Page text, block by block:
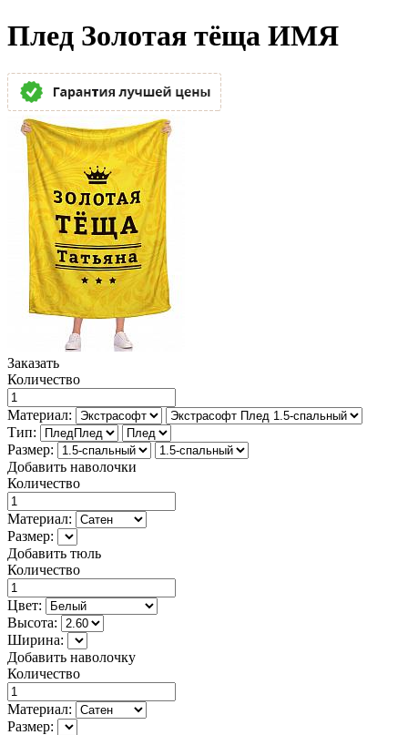
Плед Золотая тёща ИМЯ
Заказать
Количество
Материал:
Тип:
Размер:
Добавить наволочки
Количество
Материал:
Размер:
Добавить тюль
Количество
Цвет:
Высота:
Ширина:
Добавить наволочку
Количество
Материал:
Размер: